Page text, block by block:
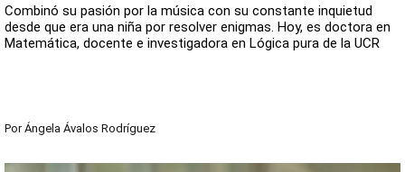
Combinó su pasión por la música con su constante inquietud
desde que era una niña por resolver enigmas. Hoy, es doctora en
Matemática, docente e investigadora en Lógica pura de la UCR
Por Ángela Ávalos Rodríguez